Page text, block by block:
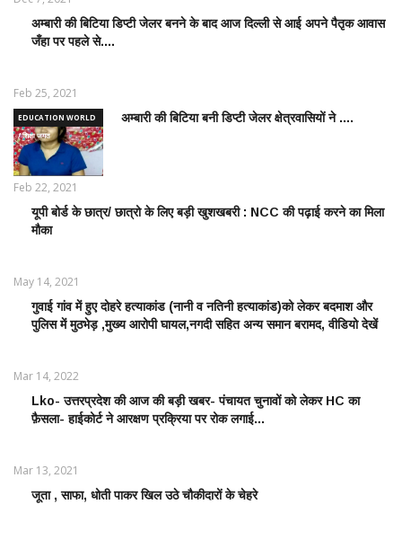
EDUCATION
WORLD /
अम्बारी की बिटिया डिप्टी जेलर बनने के बाद आज दिल्ली से आई अपने पैतृक आवास
जँहा पर पहले से....
Feb 25, 2021
EDUCATION WORLD
/ शिक्षा जगत
अम्बारी की बिटिया बनी डिप्टी जेलर क्षेत्रवासियों ने ....
Feb 22, 2021
EDUCATION
WORLD /
यूपी बोर्ड के छात्र/ छात्रो के लिए बड़ी खुशखबरी : NCC की पढ़ाई करने का मिला
मौका
May 14, 2021
CRIME
NEWS
ख़बरे
गुवाई गांव में हुए दोहरे हत्याकांड (नानी व नतिनी हत्याकांड)को लेकर बदमाश और
पुलिस में मुठभेड़ ,मुख्य आरोपी घायल,नगदी सहित अन्य समान बरामद, वीडियो देखें
Mar 14, 2022
POLITICS
NEWS /
Lko- उत्तरप्रदेश की आज की बड़ी खबर- पंचायत चुनावों को लेकर HC का
फ़ैसला- हाईकोर्ट ने आरक्षण प्रक्रिया पर रोक लगाई...
Mar 13, 2021
LATEST
जूता , साफा, धोती पाकर खिल उठे चौकीदारों के चेहरे